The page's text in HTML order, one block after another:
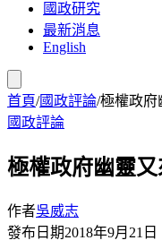
國政研究
最新消息
English
首頁/國政評論/極權政府
國政評論
極權政府幽靈又
作者吳威志
發布日期2018年9月21日